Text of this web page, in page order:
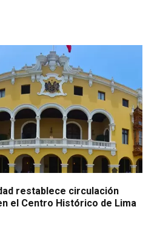
a la población
restablece circulación
el Centro Histórico de Lima